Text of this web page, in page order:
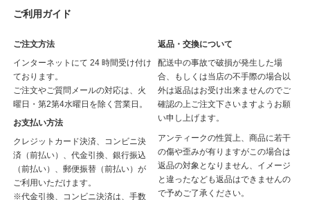
ご利用ガイド
ご注文方法
インターネットにて 24 時間受け付け
ております。
ご注文やご質問メールの対応は、火
曜日・第2第4水曜日を除く営業日。
お支払い方法
クレジットカード決済、コンビニ決
済（前払い）、代金引換、銀行振込
（前払い）、郵便振替（前払い）が
ご利用いただけます。
※代金引換、コンビニ決済は、手数
返品・交換について
配送中の事故で破損が発生した場
合、もしくは当店の不手際の場合以
外は返品はお受け出来ませんのでご
確認の上ご注文下さいますようお願
い申し上げます。
アンティークの性質上、商品に若干
の傷や歪みが有りますがこの場合は
返品の対象となりません、イメージ
と違ったなども返品はできませんの
で予めご了承ください。